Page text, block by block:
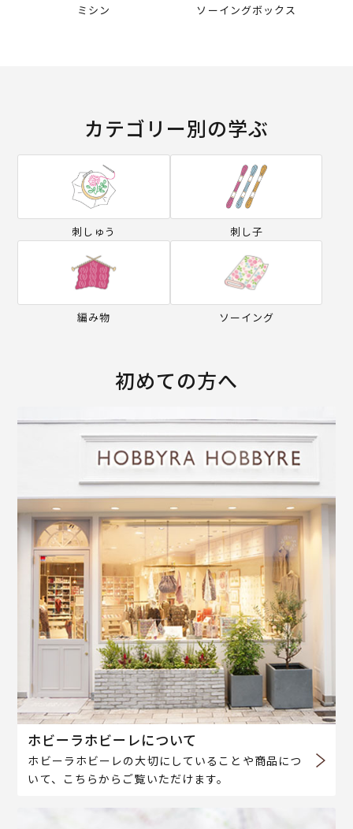
ミシン ソーイングボックス
カテゴリー別の学ぶ
刺しゅう 刺し子
編み物 ソーイング
初めての方へ
ホビーラホビーレについて
ホビーラホビーレの大切にしていることや商品につ
いて、こちらからご覧いただけます。